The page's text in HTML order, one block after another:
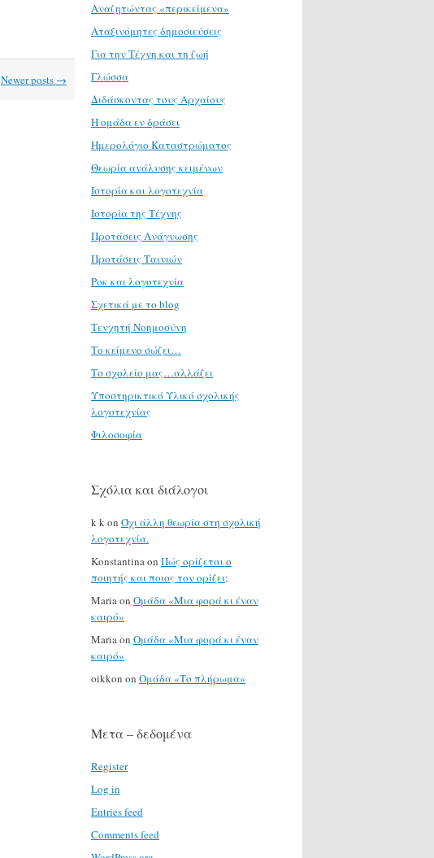
Newer posts →
Αναζητώντας «περικείμενα»
Αταξινόμητες δημοσιεύσεις
Για την Τέχνη και τη ζωή
Γλώσσα
Διδάσκοντας τους Αρχαίους
Η ομάδα εν δράσει
Ημερολόγιο Καταστρώματος
Θεωρία ανάλυσης κειμένων
Ιστορία και λογοτεχνία
Ιστορία της Τέχνης
Προτάσεις Ανάγνωσης
Προτάσεις Ταινιών
Ροκ και λογοτεχνία
Σχετικά με το blog
Τενχητή Νοημοσύνη
Το κείμενο σώζει…
Το σχολείο μας…αλλάζει
Υποστηρικτικό Υλικό σχολικής
λογοτεχνίας
Φιλοσοφία
Σχόλια και διάλογοι
k kon Όχι άλλη θεωρία στη σχολική
λογοτεχνία.
Konstantinaon Πώς ορίζεται ο
ποιητής και ποιος τον ορίζει;
Mariaon Ομάδα «Μια φορά κι έναν
καιρό»
Mariaon Ομάδα «Μια φορά κι έναν
καιρό»
oikkon on Ομάδα «Το πλήρωμα»
Μετα – δεδομένα
Register
Log in
Entries feed
Comments feed